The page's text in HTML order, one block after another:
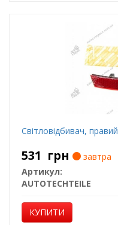
Світловідбивач, правий
531 грн
завтра
Артикул:
AUTOTECHTEILE
КУПИТИ